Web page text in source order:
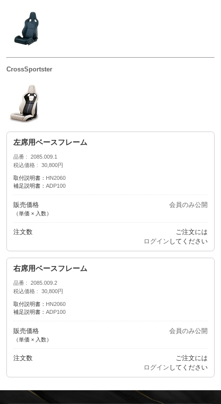
CrossSportster
左席用ベースフレーム
品番
2085.009.1
税込価格
30,800円
取付説明書： HN2060
補足説明書： ADP100
販売価格
（単価 × 入数）
会員のみ公開
注文数
ご注文には
ログイン してください
右席用ベースフレーム
品番
2085.009.2
税込価格
30,800円
取付説明書： HN2060
補足説明書： ADP100
販売価格
（単価 × 入数）
会員のみ公開
注文数
ご注文には
ログイン してください